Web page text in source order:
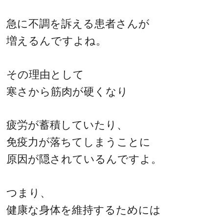
急に不調を訴える患者さんが
増えるんですよね。
その理由として
寒さから筋肉が硬くなり
疲労が蓄積していたり、
免疫力が落ちてしまうことに
原因が隠されているんですよ。
つまり、
健康な身体を維持するためには